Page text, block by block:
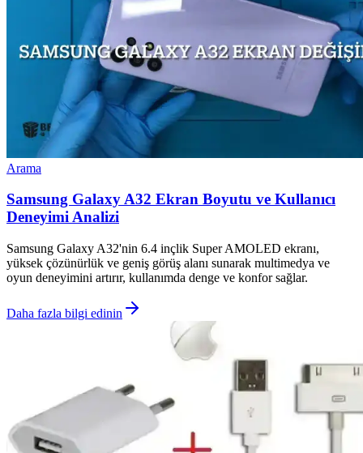
Arama
Samsung Galaxy A32 Ekran Boyutu ve Kullanıcı
Deneyimi Analizi
Samsung Galaxy A32'nin 6.4 inçlik Super AMOLED ekranı,
yüksek çözünürlük ve geniş görüş alanı sunarak multimedya ve
oyun deneyimini artırır, kullanımda denge ve konfor sağlar.
Daha fazla bilgi edinin